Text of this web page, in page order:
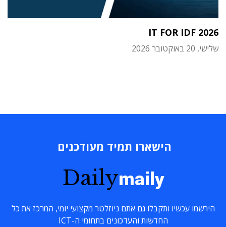
IT FOR IDF 2026
שלישי, 20 באוקטובר 2026
הישארו תמיד מעודכנים
Dailymaily
הירשמו עכשיו ותקבלו גם אתם ניוזלטר מקצועי יומי, המרכז את כל
החדשות והעדכונים בתחומי ה-ICT